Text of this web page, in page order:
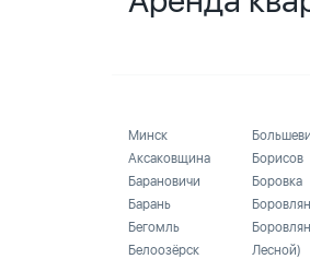
Минск
Аксаковщина
Барановичи
Барань
Бегомль
Белоозёрск
Борисов
Боровка
Лесной)